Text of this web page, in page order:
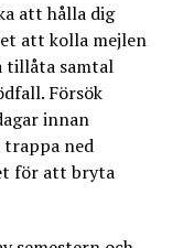
att hålla dig
att kolla mejlen
tillåta samtal
Försök
innan
trappa ned
för att bryta